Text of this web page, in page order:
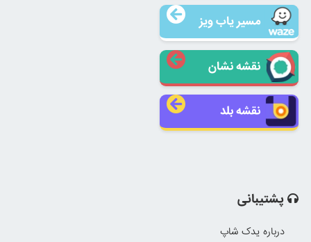
مسیر یاب ویز
نقشه نشان
نقشه بلد
پشتیبانی
درباره یدک شاپ